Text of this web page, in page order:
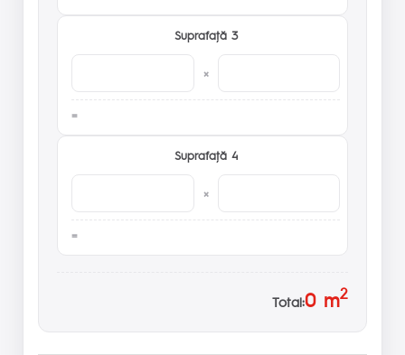
Suprafaţă 3
×
Suprafaţă 4
×
Total:0m2